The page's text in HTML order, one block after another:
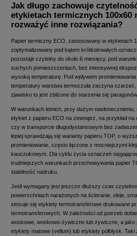
Jak długo zachowuje
etykietach termicznych 100x60
rozważyć inne rozwiązania?
Papier termiczny ECO, zastosowany w etykietach
zoptymalizowany pod kątem krótkotrwałych
pozostaje czytelny do około 6 miesięcy, pod
suchych pomieszczeniach, bez intensywnej
wysoką temperaturę. Pod wpływem
temperatury warstwa termoczuła zaczyna
zjawisko to jest zbliżone do starzenia się
W warunkach letnich, przy dużym
etykiet z papieru ECO na zewnątrz, na przykład
czy w transporcie długodystansowym bez
lepiej sprawdzają się warianty papieru TOP, o
promieniowanie, często łączone z mocniejszymi
kauczukowym. Dla cyklu życia oznaczeń
trudniejszych warunkach przechowywania papier
stabilność nadruku.
Jeśli wymagany jest jeszcze dłuższy czas
powierzchniach narażonych na ścieranie, oleje,
stosuje się etykiety termotransferowe drukowane
termotransferowych. W zależności od potrzeb
woskowe, woskowo‑żywiczne lub żywiczne, a jako
etykiety matowe (vellum) lub etykiety półbłysk. Taki